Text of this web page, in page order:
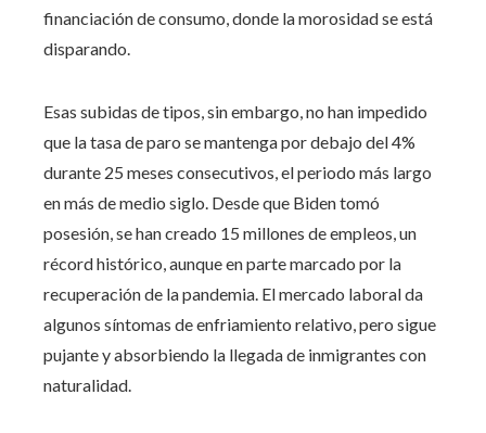
financiación de consumo, donde la morosidad se está
disparando.
Esas subidas de tipos, sin embargo, no han impedido
que la tasa de paro se mantenga por debajo del 4%
durante 25 meses consecutivos, el periodo más largo
en más de medio siglo. Desde que Biden tomó
posesión, se han creado 15 millones de empleos, un
récord histórico, aunque en parte marcado por la
recuperación de la pandemia. El mercado laboral da
algunos síntomas de enfriamiento relativo, pero sigue
pujante y absorbiendo la llegada de inmigrantes con
naturalidad.